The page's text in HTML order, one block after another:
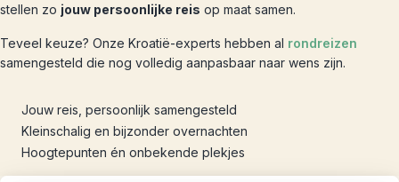
stellen zo jouw persoonlijke reis op maat samen.
Teveel keuze? Onze Kroatië-experts hebben al rondreizen
samengesteld die nog volledig aanpasbaar naar wens zijn.
Jouw reis, persoonlijk samengesteld
Kleinschalig en bijzonder overnachten
Hoogtepunten én onbekende plekjes